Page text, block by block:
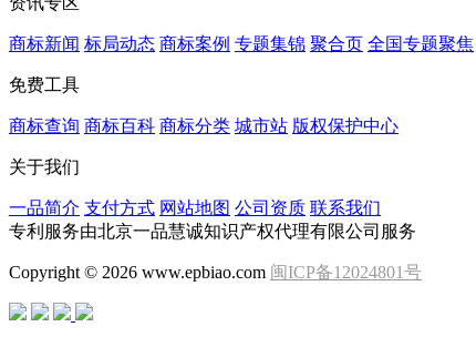
商标新闻 标局动态 商标案例 专题集锦 聚合页 全国专题聚焦
免费工具
商标查询 商标百科 商标分类 城市站 版权保护中心
关于我们
一品简介 支付方式 网站地图 公司资质 联系我们
专利服务由北京一品慧诚知识产权代理有限公司服务
Copyright © 2026 www.epbiao.com 闽ICP备12024801号